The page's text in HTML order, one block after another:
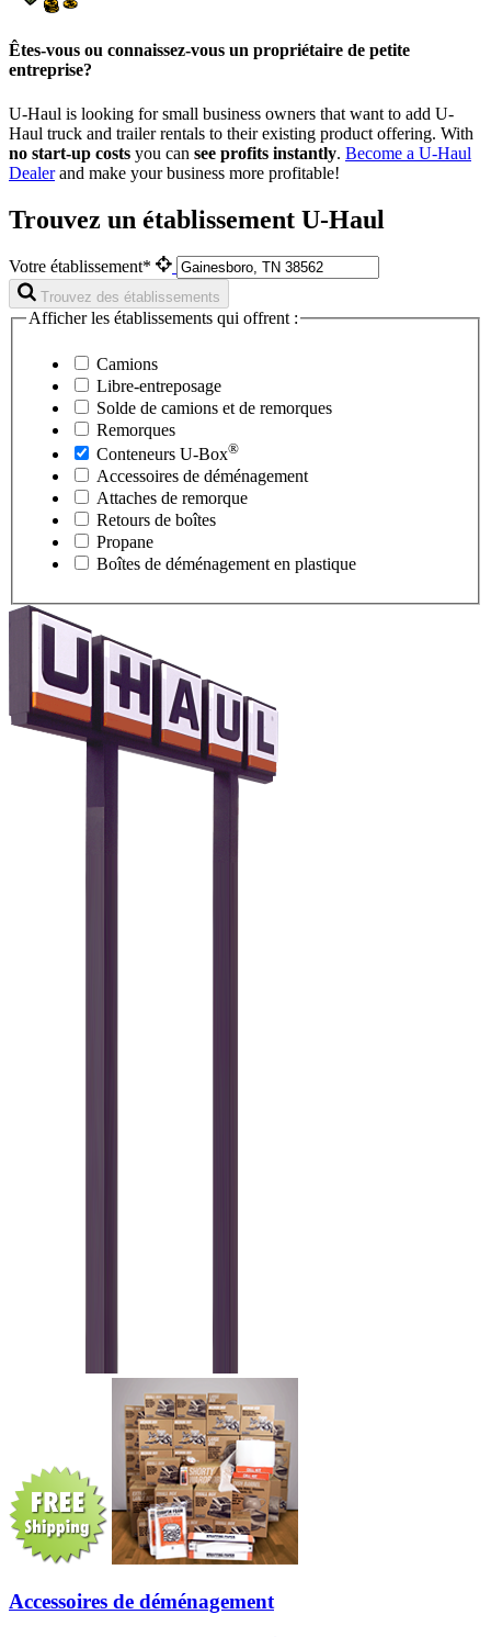
Êtes-vous ou connaissez-vous un propriétaire de petite
entreprise?
U-Haul is looking for small business owners that want to add U-
Haul truck and trailer rentals to their existing product offering. With
no start-up costs you can see profits instantly. Become a U-Haul
Dealerand make your business more profitable!
Trouvez un établissement U-Haul
Votre établissement*
Trouvez des établissements
Afficher les établissements qui offrent :
Camions
Libre-entreposage
Solde de camions et de remorques
Remorques
Conteneurs U-Box®
Accessoires de déménagement
Attaches de remorque
Retours de boîtes
Propane
Boîtes de déménagement en plastique
Accessoires de déménagement